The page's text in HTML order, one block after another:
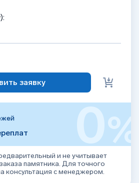
заявку
0%
и не учитывает
памятника. Для точного
консультация с менеджером.